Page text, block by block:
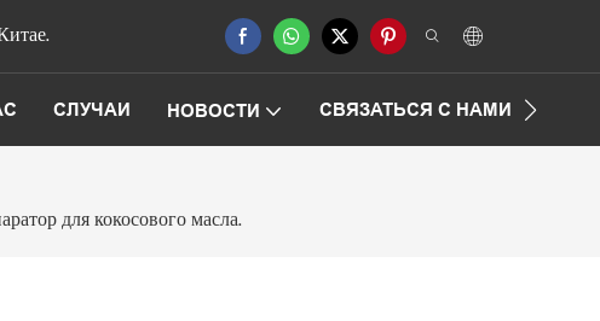
СЛУЧАИ НОВОСТИ СВЯЗАТЬСЯ С НАМИ
для кокосового масла.